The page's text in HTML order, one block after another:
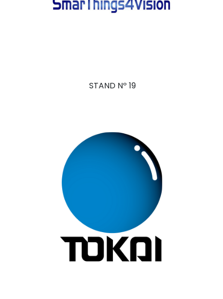
STAND Nº 19